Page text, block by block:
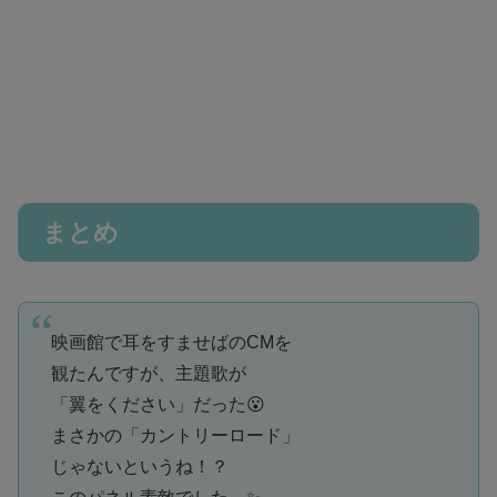
まとめ
映画館で耳をすませばのCMを
観たんですが、主題歌が
「翼をください」だった😮
まさかの「カントリーロード」
じゃないというね！？